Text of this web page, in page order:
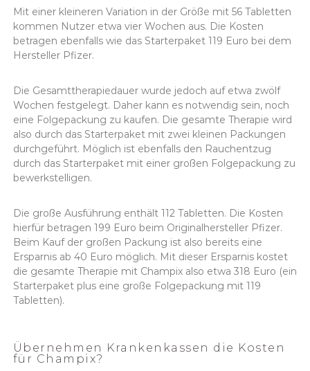
Mit einer kleineren Variation in der Größe mit 56 Tabletten
kommen Nutzer etwa vier Wochen aus. Die Kosten
betragen ebenfalls wie das Starterpaket 119 Euro bei dem
Hersteller Pfizer.
Die Gesamttherapiedauer wurde jedoch auf etwa zwölf
Wochen festgelegt. Daher kann es notwendig sein, noch
eine Folgepackung zu kaufen. Die gesamte Therapie wird
also durch das Starterpaket mit zwei kleinen Packungen
durchgeführt. Möglich ist ebenfalls den Rauchentzug
durch das Starterpaket mit einer großen Folgepackung zu
bewerkstelligen.
Die große Ausführung enthält 112 Tabletten. Die Kosten
hierfür betragen 199 Euro beim Originalhersteller Pfizer.
Beim Kauf der großen Packung ist also bereits eine
Ersparnis ab 40 Euro möglich. Mit dieser Ersparnis kostet
die gesamte Therapie mit Champix also etwa 318 Euro (ein
Starterpaket plus eine große Folgepackung mit 119
Tabletten).
Übernehmen Krankenkassen die Kosten
für Champix?